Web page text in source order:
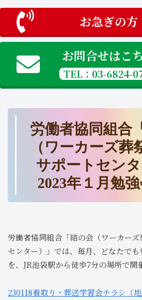
お急ぎの方
お問合せはこ
TEL：03-6824-
労働者協同組合
（ワーカーズ葬
サポートセンタ
2023年１月勉
労働者協同組合「結の会（ワーカー
センター）」では、毎月、どなたで
を、JR池袋駅から徒歩7分の場所で開
230118看取り・葬送学習会チラシ（地